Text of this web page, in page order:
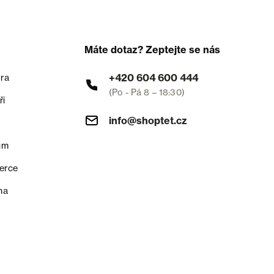
Máte dotaz? Zeptejte se nás
+420 604 600 444
(Po - Pá 8 – 18:30)
info@shoptet.cz